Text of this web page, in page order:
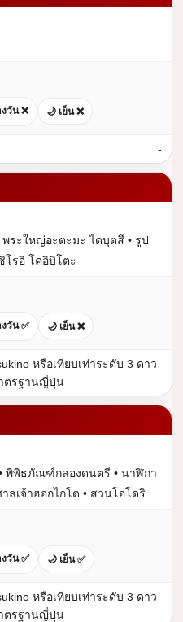
วัน ❌ 🌙 เย็น ❌
-
ระใหญ่อะตะมะ ไดบุตสึ • รูป
โรอิ โคอิบิโตะ
วัน ✅ 🌙 เย็น ❌
หรือเทียบเท่าระดับ 3 ดาว
ตรฐานญี่ปุ่น
พิพิธภัณฑ์กล่องดนตรี • นาฬิกา
ลเจ้าฮอกไกโด • สวนโอโดริ
วัน ✅ 🌙 เย็น ✅
หรือเทียบเท่าระดับ 3 ดาว
ตรฐานญี่ปุ่น